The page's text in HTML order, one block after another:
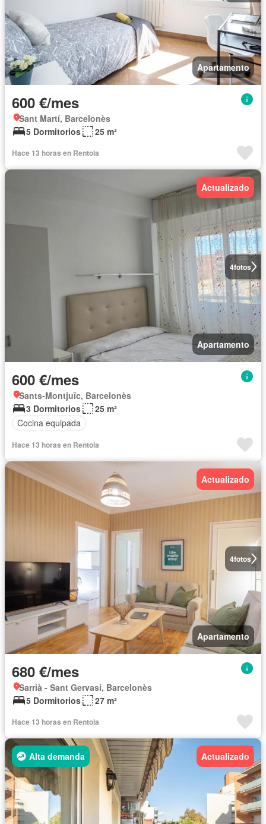
Apartamento
600 €/mes
Sant Martí, Barcelonès
5 Dormitorios
25 m²
Hace 13 horas en Rentola
4fotos
Actualizado
Apartamento
600 €/mes
Sants-Montjuïc, Barcelonès
3 Dormitorios
25 m²
Cocina equipada
Hace 13 horas en Rentola
4fotos
Actualizado
Apartamento
680 €/mes
Sarrià - Sant Gervasi, Barcelonès
5 Dormitorios
27 m²
Hace 13 horas en Rentola
Alta demanda Actualizado